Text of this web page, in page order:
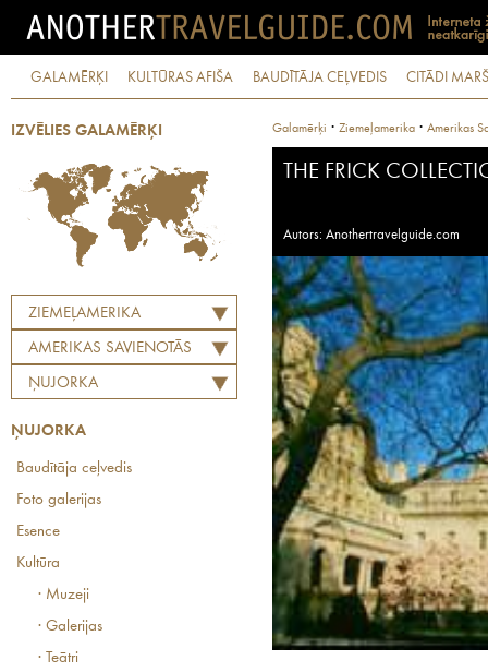
GALAMĒRĶI KULTŪRAS AFIŠA BAUDĪTĀJA CEĻVEDIS CITĀDI
IZVĒLIES GALAMĒRĶI
ZIEMEĻAMERIKA
AMERIKAS SAVIENOTĀS
VALSTIS
ŅUJORKA
ŅUJORKA
Baudītāja ceļvedis
Foto galerijas
Esence
Kultūra
· Muzeji
· Galerijas
· Teātri
Galamērķi · Ziemeļamerika · Amerikas
THE FRICK
Autors: Anothertravelguide.com